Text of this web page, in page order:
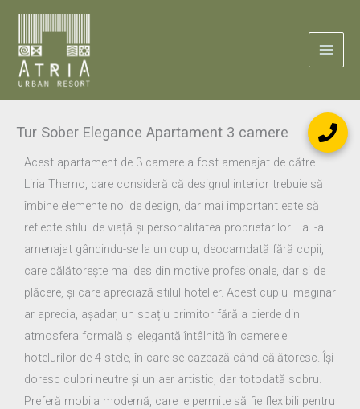
content
Tur Sober Elegance Apartament 3 camere
Acest apartament de 3 camere a fost amenajat de către
Liria Themo, care consideră că designul interior trebuie să
îmbine elemente noi de design, dar mai important este să
reflecte stilul de viață și personalitatea proprietarilor. Ea l-a
amenajat gândindu-se la un cuplu, deocamdată fără copii,
care călătorește mai des din motive profesionale, dar și de
plăcere, și care apreciază stilul hotelier. Acest cuplu imaginar
ar aprecia, așadar, un spațiu primitor fără a pierde din
atmosfera formală și elegantă întâlnită în camerele
hotelurilor de 4 stele, în care se cazează când călătoresc. Își
doresc culori neutre și un aer artistic, dar totodată sobru.
Preferă mobila modernă, care le permite să fie flexibili pentru